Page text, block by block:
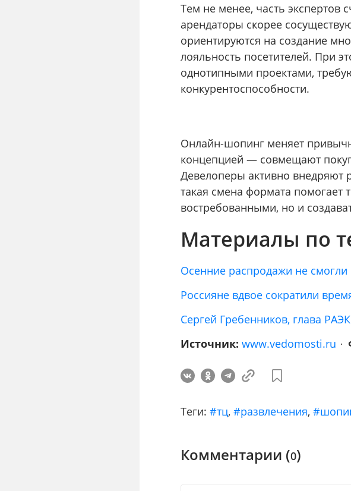
Тем не менее, часть экспертов
арендаторы скорее
ориентируются на создание
лояльность посетителей. При
однотипными проектами,
конкурентоспособности.
Онлайн-шопинг меняет
концепцией — совмещают
Девелоперы активно внедряют
такая смена формата помогает
востребованными, но и
Материалы по
Осенние распродажи не смогли
Россияне вдвое сократили
Сергей Гребенников, глава
Источник: www.vedomosti.ru
Теги: #тц,#развлечения,
Комментарии (0)